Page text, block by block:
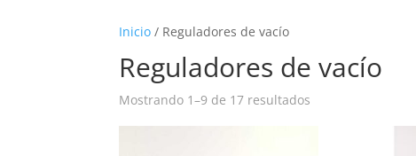
Inicio / Reguladores de vacío
Reguladores de vacío
Mostrando 1–9 de 17 resultados